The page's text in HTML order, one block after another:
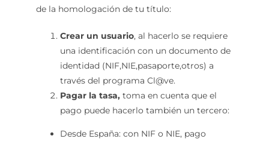
de la homologación de tu título:
Crear un usuario, al hacerlo se requiere
una identificación con un documento de
identidad (NIF,NIE,pasaporte,otros) a
través del programa Cl@ve.
Pagar la tasa,toma en cuenta que el
pago puede hacerlo también un tercero:
Desde España: con NIF o NIE, pago